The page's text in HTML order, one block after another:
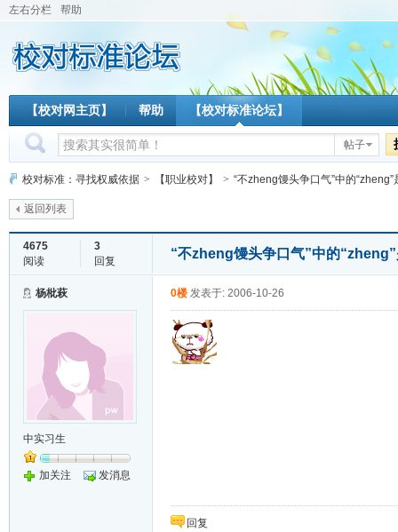
左右分栏 帮助
【校对网主页】 帮助 【校对标准论坛】
帖子
校对标准：寻找权威依据 > 【职业校对】 > “不zheng馒头争口气”中的“zheng”
返回列表
4675
阅读
3
回复
“不zheng馒头争口气”中的
杨枇萩
中实习生
加关注 发消息
0楼 发表于: 2006-10-26
回复